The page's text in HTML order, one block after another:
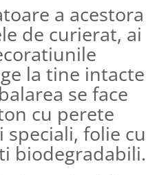
a acestora
de curierat, ai
la tine intacte
se face
cu perete
folie cu
biodegradabili.